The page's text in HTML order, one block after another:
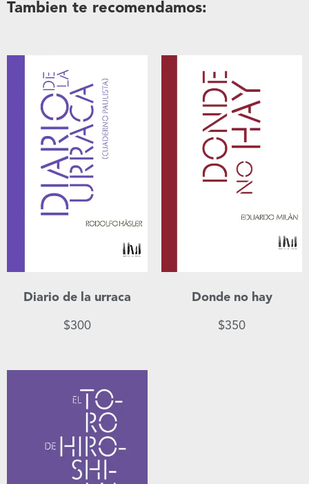
Tambien te recomendamos:
Diario de la urraca
$300
Donde no hay
$350